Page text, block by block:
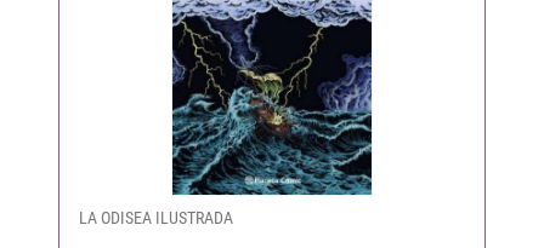
LA ODISEA ILUSTRADA